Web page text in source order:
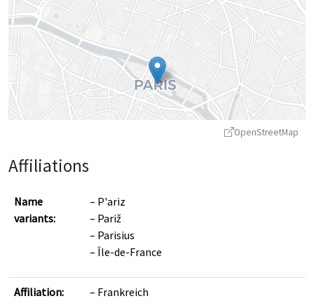
Leaflet|©OpenStreetMap
OpenStreetMap
Affiliations
Name
variants:
P'ariz
Pariž
Parisius
Île-de-France
Affiliation: Frankreich